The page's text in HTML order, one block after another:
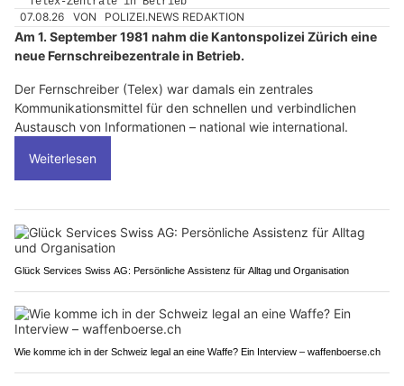
07.08.26 VON POLIZEI.NEWS REDAKTION
Am 1. September 1981 nahm die Kantonspolizei Zürich eine
neue Fernschreibezentrale in Betrieb.
Der Fernschreiber (Telex) war damals ein zentrales
Kommunikationsmittel für den schnellen und verbindlichen
Austausch von Informationen – national wie international.
Weiterlesen
Glück Services Swiss AG: Persönliche Assistenz für Alltag und Organisation
Wie komme ich in der Schweiz legal an eine Waffe? Ein Interview – waffenboerse.ch